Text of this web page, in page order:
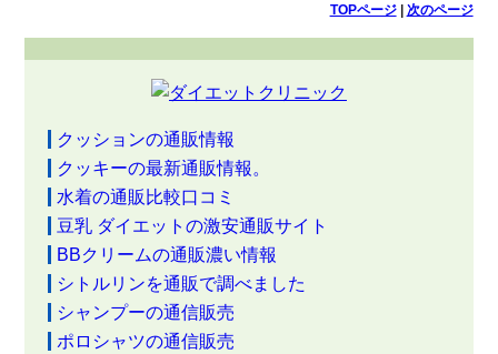
TOPページ| 次のページ
クッションの通販情報
クッキーの最新通販情報。
水着の通販比較口コミ
豆乳 ダイエットの激安通販サイト
BBクリームの通販濃い情報
シトルリンを通販で調べました
シャンプーの通信販売
ポロシャツの通信販売